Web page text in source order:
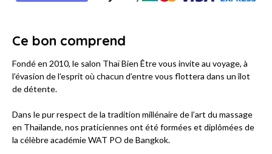
Ce bon comprend
Fondé en 2010, le salon Thaï Bien Être vous invite au voyage, à
l’évasion de l’esprit où chacun d’entre vous flottera dans un îlot
de détente.
Dans le pur respect de la tradition millénaire de l’art du massage
en Thaïlande, nos praticiennes ont été formées et diplômées de
la célèbre académie WAT PO de Bangkok.